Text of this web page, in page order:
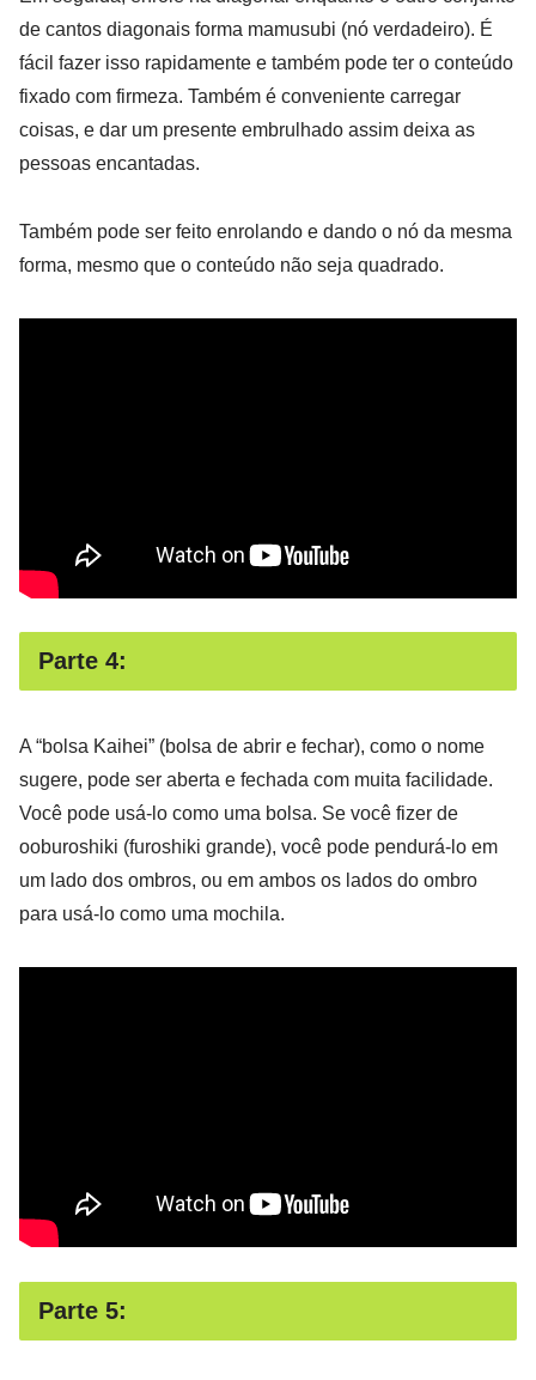
de cantos diagonais forma mamusubi (nó verdadeiro). É
fácil fazer isso rapidamente e também pode ter o conteúdo
fixado com firmeza. Também é conveniente carregar
coisas, e dar um presente embrulhado assim deixa as
pessoas encantadas.
Também pode ser feito enrolando e dando o nó da mesma
forma, mesmo que o conteúdo não seja quadrado.
Parte 4:
A “bolsa Kaihei” (bolsa de abrir e fechar), como o nome
sugere, pode ser aberta e fechada com muita facilidade.
Você pode usá-lo como uma bolsa. Se você fizer de
ooburoshiki (furoshiki grande), você pode pendurá-lo em
um lado dos ombros, ou em ambos os lados do ombro
para usá-lo como uma mochila.
Parte 5: